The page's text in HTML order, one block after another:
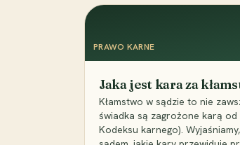
PRAWO KARNE
Jaka jest kara za
Kłamstwo w sądzie to nie
świadka są zagrożone karą
Kodeksu karnego).